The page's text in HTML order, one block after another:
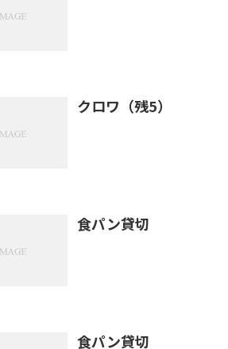
クロワ（残5）
食パン貸切
食パン貸切